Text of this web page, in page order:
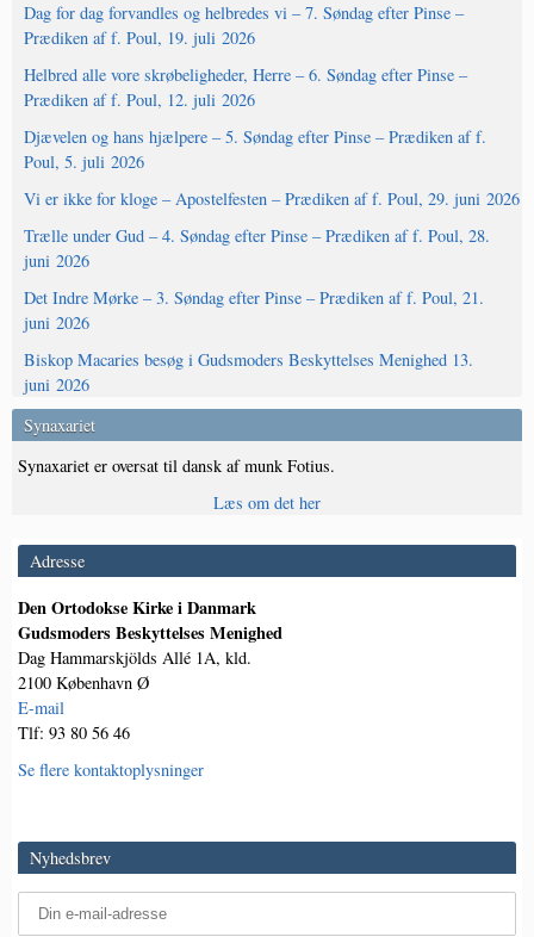
Dag for dag forvandles og helbredes vi – 7. Søndag efter Pinse –
Prædiken af f. Poul, 19. juli 2026
Helbred alle vore skrøbeligheder, Herre – 6. Søndag efter Pinse –
Prædiken af f. Poul, 12. juli 2026
Djævelen og hans hjælpere – 5. Søndag efter Pinse – Prædiken af f.
Poul, 5. juli 2026
Vi er ikke for kloge – Apostelfesten – Prædiken af f. Poul, 29. juni 2026
Trælle under Gud – 4. Søndag efter Pinse – Prædiken af f. Poul, 28.
juni 2026
Det Indre Mørke – 3. Søndag efter Pinse – Prædiken af f. Poul, 21.
juni 2026
Biskop Macaries besøg i Gudsmoders Beskyttelses Menighed 13.
juni 2026
Synaxariet
Synaxariet er oversat til dansk af munk Fotius.
Læs om det her
Adresse
Den Ortodokse Kirke i Danmark
Gudsmoders Beskyttelses Menighed
Dag Hammarskjölds Allé 1A, kld.
2100 København Ø
E-mail
Tlf: 93 80 56 46
Se flere kontaktoplysninger
Nyhedsbrev